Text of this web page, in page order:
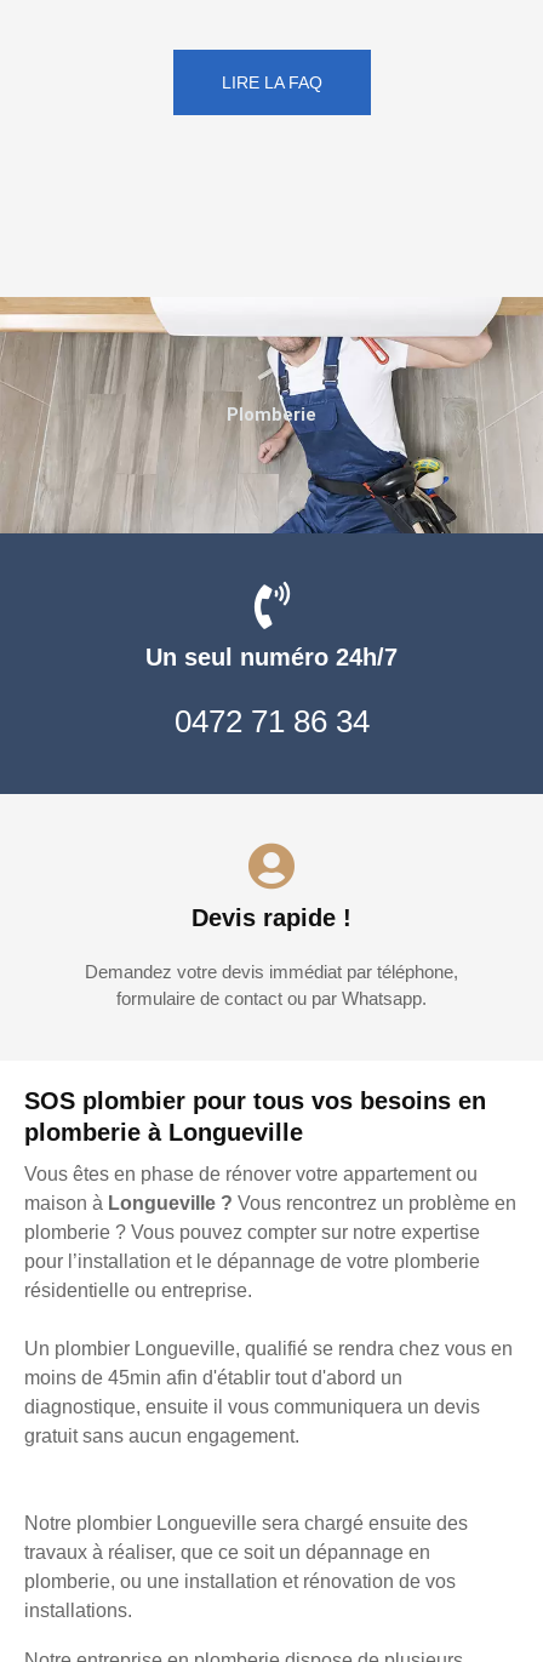
LIRE LA FAQ
SOS plombier pour tous vos besoins en
plomberie à Longueville
Vous êtes en phase de rénover votre appartement ou
maison à Longueville ? Vous rencontrez un problème en
plomberie ? Vous pouvez compter sur notre expertise
pour l’installation et le dépannage de votre plomberie
résidentielle ou entreprise.
Un plombier Longueville, qualifié se rendra chez vous en
moins de 45min afin d'établir tout d'abord un
diagnostique, ensuite il vous communiquera un devis
gratuit sans aucun engagement.
Notre plombier Longueville sera chargé ensuite des
travaux à réaliser, que ce soit un dépannage en
plomberie, ou une installation et rénovation de vos
installations.
Un seul numéro 24h/7
0472 71 86 34
Devis rapide !
Demandez votre devis immédiat par téléphone,
formulaire de contact ou par Whatsapp.
Plomberie